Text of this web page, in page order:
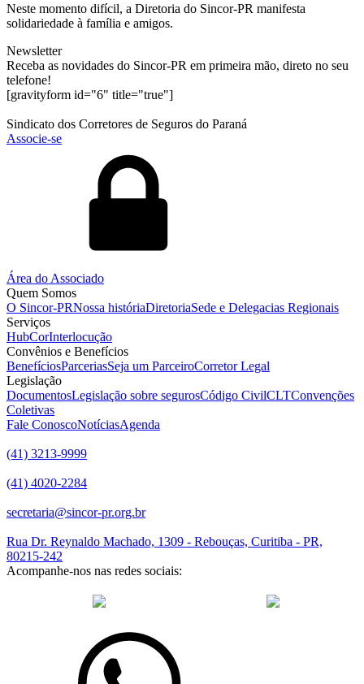
Neste momento difícil, a Diretoria do Sincor-PR manifesta
solidariedade à família e amigos.
Newsletter
Receba as novidades do Sincor-PR em primeira mão, direto no seu
telefone!
[gravityform id="6" title="true"]
Sindicato dos Corretores de Seguros do Paraná
Associe-se
Área do Associado
Quem Somos
O Sincor-PRNossa históriaDiretoriaSede e Delegacias Regionais
Serviços
HubCorInterlocução
Convênios e Benefícios
BenefíciosParceriasSeja um ParceiroCorretor Legal
Legislação
DocumentosLegislação sobre segurosCódigo CivilCLTConvenções
Coletivas
Fale ConoscoNotíciasAgenda
(41) 3213-9999
(41) 4020-2284
secretaria@sincor-pr.org.br
Rua Dr. Reynaldo Machado, 1309 - Rebouças, Curitiba - PR,
80215-242
Acompanhe-nos nas redes sociais: